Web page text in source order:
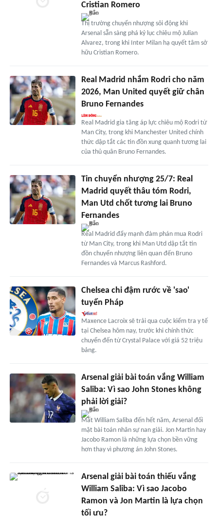
Cristian Romero
Thị trường chuyển nhượng sôi động khi
Arsenal sẵn sàng phá kỷ lục chiêu mộ Julian
Alvarez, trong khi Inter Milan hạ quyết tâm sở
hữu Cristian Romero.
Real Madrid nhắm Rodri cho năm
2026, Man United quyết giữ chân
Bruno Fernandes
Real Madrid gia tăng áp lực chiêu mộ Rodri từ
Man City, trong khi Manchester United chính
thức dập tắt các tin đồn xung quanh tương lai
của thủ quân Bruno Fernandes.
Tin chuyển nhượng 25/7: Real
Madrid quyết thâu tóm Rodri,
Man Utd chốt tương lai Bruno
Fernandes
Real Madrid đẩy mạnh đàm phán mua Rodri
từ Man City, trong khi Man Utd dập tắt tin
đồn chuyển nhượng liên quan đến Bruno
Fernandes và Marcus Rashford.
Chelsea chi đậm rước về 'sao'
tuyển Pháp
Maxence Lacroix sẽ trải qua cuộc kiểm tra y tế
tại Chelsea hôm nay, trước khi chính thức
chuyển đến từ Crystal Palace với giá 52 triệu
bảng.
Arsenal giải bài toán vắng William
Saliba: Vì sao John Stones không
phải lời giải?
Mất William Saliba đến hết năm, Arsenal đối
mặt bài toán nhân sự nan giải. Jon Martin hay
Jacobo Ramon là những lựa chọn bền vững
hơn thay vì phương án John Stones.
Arsenal giải bài toán thiếu vắng
William Saliba: Vì sao Jacobo
Ramon và Jon Martin là lựa chọn
tối ưu?